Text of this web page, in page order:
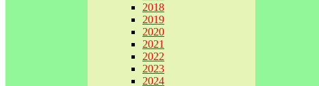
2018
2019
2020
2021
2022
2023
2024